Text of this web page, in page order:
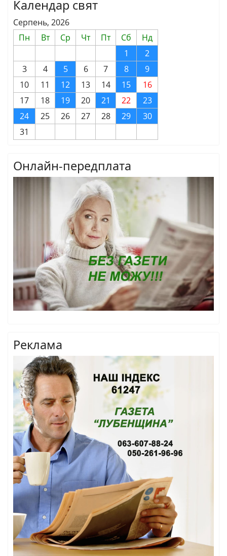
Календар свят
Серпень, 2026
Пн
Вт Ср Чт Пт Сб
Нд
1
2
3
4 5 6 7 8
9
10
11 12 13 14 15
16
17
18 19 20 21 22
23
24
25 26 27 28 29
30
31
Онлайн-передплата
Реклама